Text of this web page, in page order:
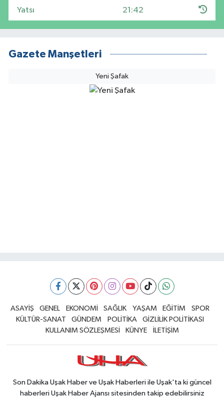
Yatsı 21:42
Gazete Manşetleri
Yeni Şafak
ASAYİŞ GENEL EKONOMİ SAĞLIK YAŞAM EĞİTİM
SPOR
KÜLTÜR-SANAT
GÜNDEM POLİTİKA
GİZLİLİK POLİTİKASI
KULLANIM SÖZLEŞMESİ
KÜNYE İLETİŞİM
Son Dakika Uşak Haber ve Uşak Haberleri ile Uşak'ta ki güncel
haberleri Uşak Haber Ajansı sitesinden takip edebilirsiniz